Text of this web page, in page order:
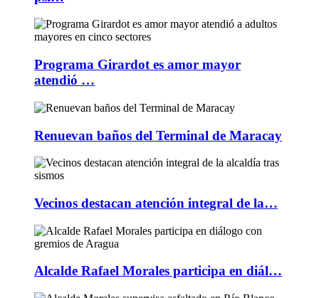
Programa Girardot es amor mayor
atendió …
Renuevan baños del Terminal de Maracay
Vecinos destacan atención integral de la…
Alcalde Rafael Morales participa en diál…